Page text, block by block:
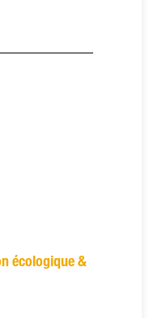
écologique &